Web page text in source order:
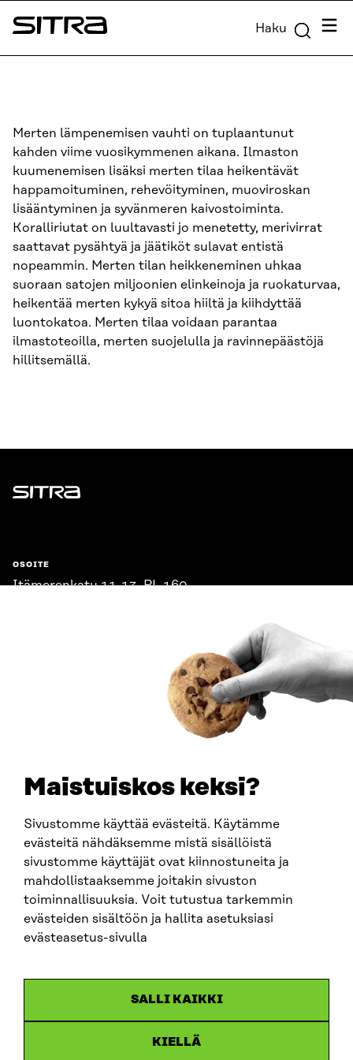
Maistuiskos keksi?
Sivustomme käyttää evästeitä. Käytämme
evästeitä nähdäksemme mistä sisällöistä
sivustomme käyttäjät ovat kiinnostuneita ja
mahdollistaaksemme joitakin sivuston
toiminnallisuuksia. Voit tutustua tarkemmin
evästeiden sisältöön ja hallita asetuksiasi
evästeasetus-sivulla
SALLI KAIKKI
KIELLÄ
Siirry
suoraan
Sitra Haku
Merten lämpenemisen vauhti on tuplaantunut
kahden viime vuosikymmenen aikana. Ilmaston
kuumenemisen lisäksi merten tilaa heikentävät
happamoituminen, rehevöityminen, muoviroskan
lisääntyminen ja syvänmeren kaivostoiminta.
Koralliriutat on luultavasti jo menetetty, merivirrat
saattavat pysähtyä ja jäätiköt sulavat entistä
nopeammin. Merten tilan heikkeneminen uhkaa
suoraan satojen miljoonien elinkeinoja ja ruokaturvaa,
heikentää merten kykyä sitoa hiiltä ja kiihdyttää
luontokatoa. Merten tilaa voidaan parantaa
ilmastoteoilla, merten suojelulla ja ravinnepäästöjä
hillitsemällä.
Sitra
OSOITE
Itämerenkatu 11-13, PL 160,
SITRA SOSIAALISESSA MEDIASSA
LinkedIn
Instagram
YouTube